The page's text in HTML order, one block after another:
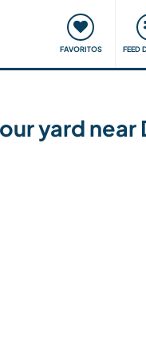
FAVORITOS FEED
Viajar y aprender
yard